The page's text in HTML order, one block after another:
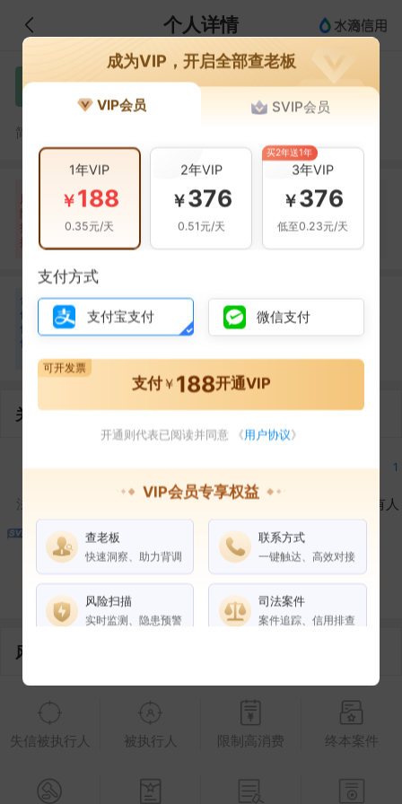
个人详情
赵 赵凡
简介：
风
险
扫
描
自身风险
暂无风险
关联风险
暂无风险
提示信息
当前企业(0条)
合
作
伙
伴
冯 冯杰
合作1次
达州市攀圣商贸有限公
杨 合作1次
达州市攀圣商贸有限公
关联企业
法定代表人
1
对外投资 在外任职
1
作为受益所有人
1
控制企业
2
风险信息
失信被执行人 被执行人 限制高消费 终本案件
成为VIP，开启全部查老板
VIP会员 SVIP会员
1年VIP
￥188
0.35元/天
2年VIP
￥376
0.51元/天
3年VIP
￥376
低至0.23元/天
买2年送1年
支付方式
支付宝支付 微信支付
支付￥ 188开通VIP
可开发票
开通则代表已阅读并同意 《用户协议》
VIP会员专享权益
查老板
快速洞察、助力背调
联系方式
一键触达、高效对接
风险扫描
实时监测、隐患预警
司法案件
案件追踪、信用排查
权益说明 VIP会员 SVIP会员
企业全部电话